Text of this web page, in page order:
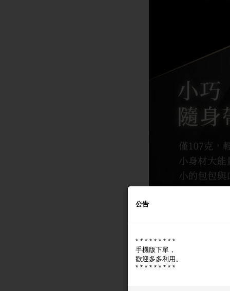
公告
* * * * * * * * *
手機版下單，
歡迎多多利用。
* * * * * * * * *